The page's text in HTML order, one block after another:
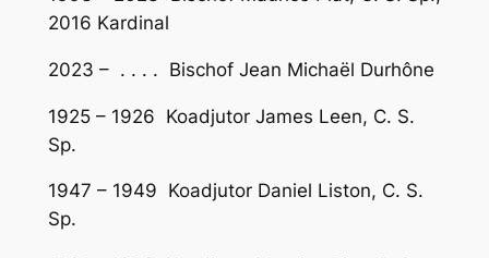
2016 Kardinal
2023 – . . . . Bischof Jean Michaël Durhône
1925 – 1926 Koadjutor James Leen, C. S.
Sp.
1947 – 1949 Koadjutor Daniel Liston, C. S.
Sp.